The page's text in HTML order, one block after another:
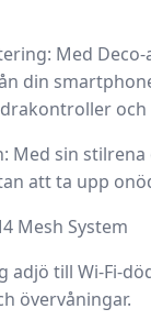
Med
din
och
Med sin
att ta upp
Mesh System
adjö till Wi-Fi-
övervåningar.